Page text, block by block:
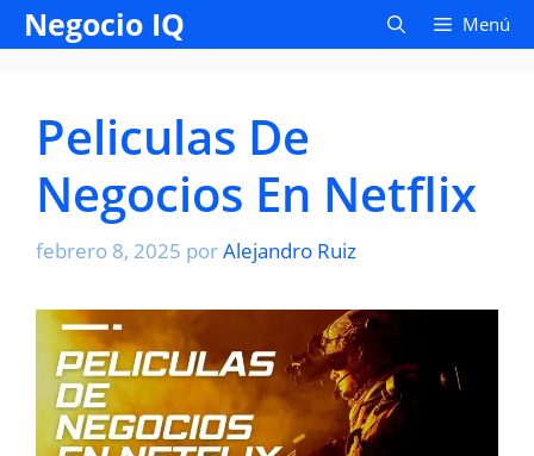
Saltar
al Negocio IQ Menú
Peliculas De
Negocios En Netflix
febrero 8, 2025 porAlejandro Ruiz